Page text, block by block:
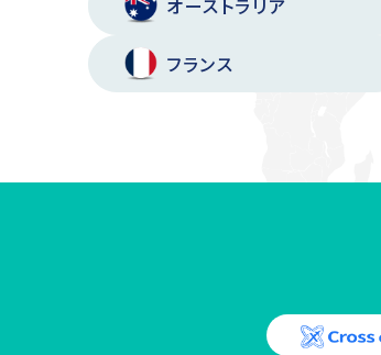
フランス